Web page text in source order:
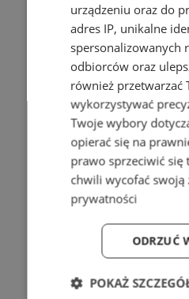
urządzeniu oraz do
adres IP, unikalne
spersonalizowanych
odbiorców oraz
również przetwarzać
wykorzystywać
Twoje wybory
opierać się na
prawo sprzeciwić się
chwili wycofać swoją
prywatności
ODRZUĆ
POKAŻ